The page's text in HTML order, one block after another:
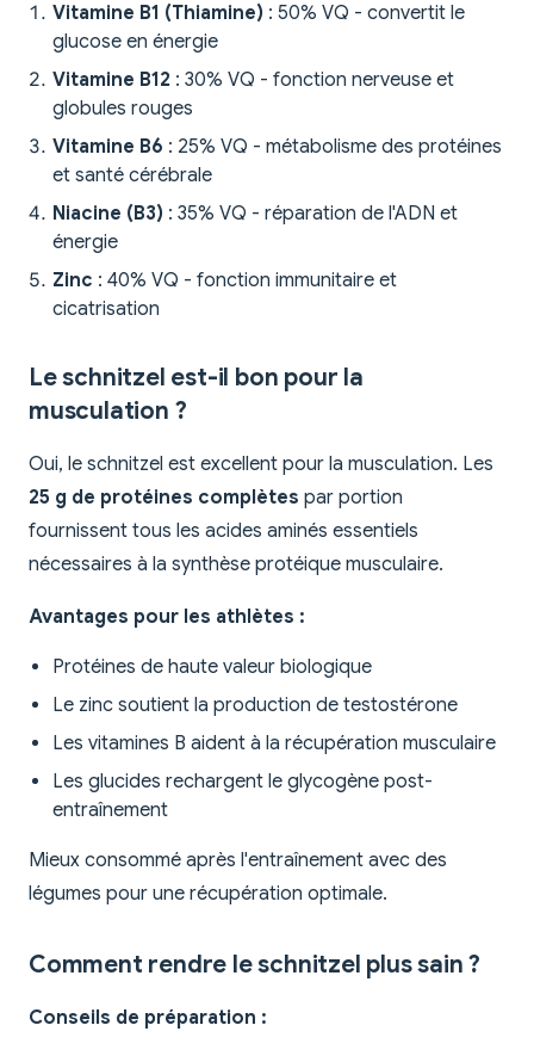
Vitamine B1 (Thiamine) : 50% VQ - convertit le
glucose en énergie
Vitamine B12 : 30% VQ - fonction nerveuse et
globules rouges
Vitamine B6 : 25% VQ - métabolisme des protéines
et santé cérébrale
Niacine (B3) : 35% VQ - réparation de l'ADN et
énergie
Zinc : 40% VQ - fonction immunitaire et
cicatrisation
Le schnitzel est-il bon pour la
musculation ?
Oui, le schnitzel est excellent pour la musculation. Les
25 g de protéines complètes par portion
fournissent tous les acides aminés essentiels
nécessaires à la synthèse protéique musculaire.
Avantages pour les athlètes :
Protéines de haute valeur biologique
Le zinc soutient la production de testostérone
Les vitamines B aident à la récupération musculaire
Les glucides rechargent le glycogène post-
entraînement
Mieux consommé après l'entraînement avec des
légumes pour une récupération optimale.
Comment rendre le schnitzel plus sain ?
Conseils de préparation :